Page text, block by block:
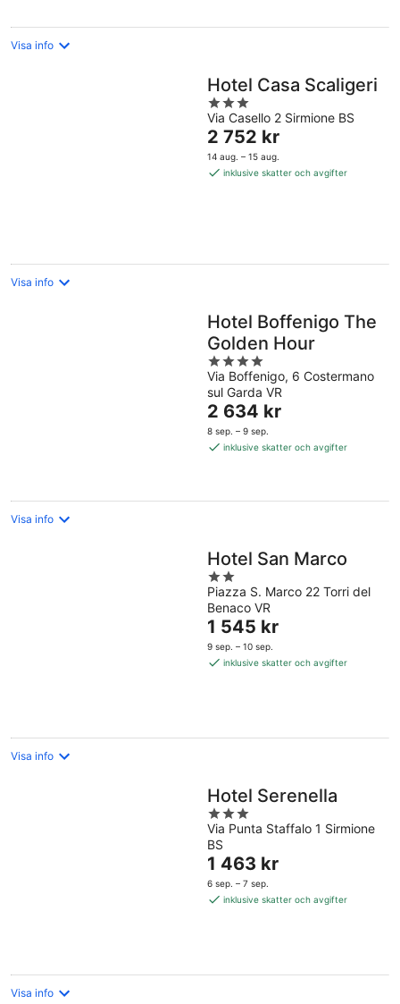
Visa info
Hotel Casa Scaligeri
3
out
of
5
Via Casello 2 Sirmione BS
Priset
är
2 752 kr
2 752 kr
14 aug. – 15 aug.
inklusive skatter och avgifter
Visa info
Hotel Boffenigo The
Golden Hour
4
out
of
5
Via Boffenigo, 6 Costermano
sul Garda VR
Priset
är
2 634 kr
2 634 kr
8 sep. – 9 sep.
inklusive skatter och avgifter
Visa info
Hotel San Marco
2
out
of
5
Piazza S. Marco 22 Torri del
Benaco VR
Priset
är
1 545 kr
1 545 kr
9 sep. – 10 sep.
inklusive skatter och avgifter
Visa info
Hotel Serenella
3
out
of
5
Via Punta Staffalo 1 Sirmione
BS
Priset
är
1 463 kr
1 463 kr
6 sep. – 7 sep.
inklusive skatter och avgifter
Visa info